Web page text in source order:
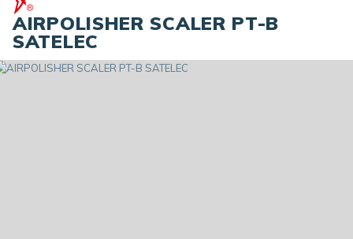
AIRPOLISHER SCALER PT-B
SATELEC